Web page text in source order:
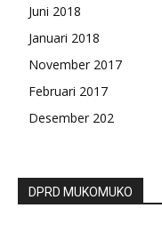
Juni 2018
Januari 2018
November 2017
Februari 2017
Desember 202
DPRD MUKOMUKO